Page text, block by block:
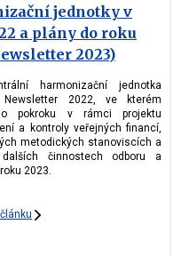
jednotky v
a plány do roku
2023)
harmonizační jednotka
Newsletter 2022, ve kterém
pokroku v rámci projektu
a kontroly veřejných financí,
metodických stanoviscích a
dalších činnostech odboru a
2023.